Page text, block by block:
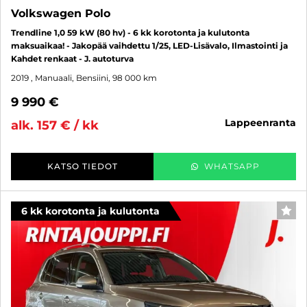
Volkswagen Polo
Trendline 1,0 59 kW (80 hv) - 6 kk korotonta ja kulutonta
maksuaikaa! - Jakopää vaihdettu 1/25, LED-Lisävalo, Ilmastointi ja
Kahdet renkaat - J. autoturva
2019 , Manuaali, Bensiini, 98 000 km
9 990 €
alk. 157 € / kk
lappeenranta
KATSO TIEDOT WHATSAPP
6 kk korotonta ja kulutonta